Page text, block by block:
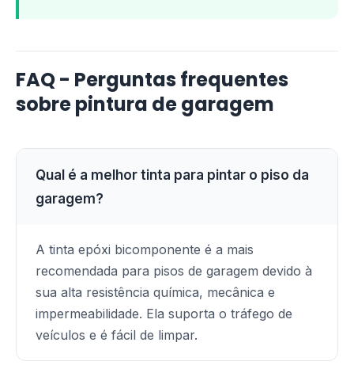
FAQ - Perguntas frequentes
sobre pintura de garagem
Qual é a melhor tinta para pintar o piso da
garagem?
A tinta epóxi bicomponente é a mais
recomendada para pisos de garagem devido à
sua alta resistência química, mecânica e
impermeabilidade. Ela suporta o tráfego de
veículos e é fácil de limpar.